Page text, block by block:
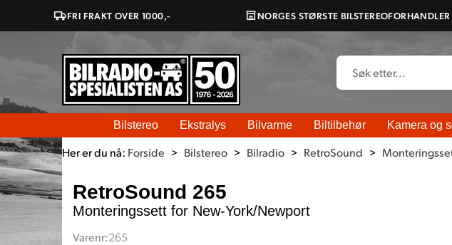
FRI FRAKT OVER 1000,- NORGES STØRSTE BILSTEREOFORHANDLER
Bilstereo Ekstralys Bilvarme Biltilbehør Kamera og
Her er du nå: Forside > Bilstereo > Bilradio > RetroSound >
RetroSound 265
Monteringssett for New-York/Newport
Varenr:265